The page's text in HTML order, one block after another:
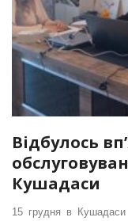
Відбулось
Кушадаси
15 грудня в Кушадаси